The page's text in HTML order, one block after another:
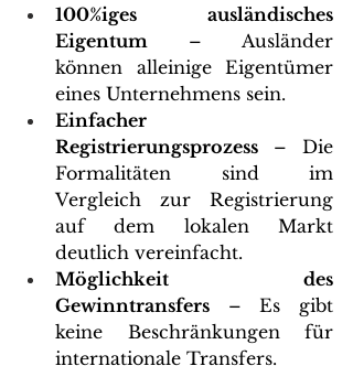
100%iges ausländisches
Eigentum – Ausländer
können alleinige Eigentümer
eines Unternehmens sein.
Einfacher
Registrierungsprozess – Die
Formalitäten sind im
Vergleich zur Registrierung
auf dem lokalen Markt
deutlich vereinfacht.
Möglichkeit des
Gewinntransfers – Es gibt
keine Beschränkungen für
internationale Transfers.